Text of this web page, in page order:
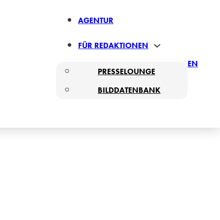
AGENTUR
FÜR REDAKTIONEN
PRESSELOUNGE
BILDDATENBANK
EN